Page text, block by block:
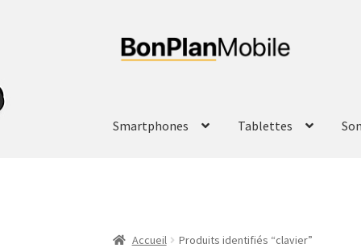
Aller
Aller
au
Smartphones Tablettes Son
Accueil Produits identifiés “clavier”